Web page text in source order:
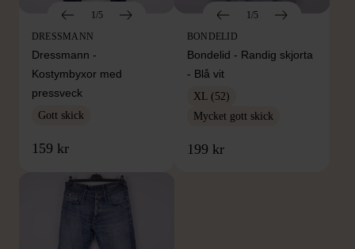
1/5
DRESSMANN
Dressmann -
Kostymbyxor med
pressveck
Gott skick
159 kr
1/5
BONDELID
Bondelid - Randig skjorta
- Blå vit
XL (52)
Mycket gott skick
199 kr